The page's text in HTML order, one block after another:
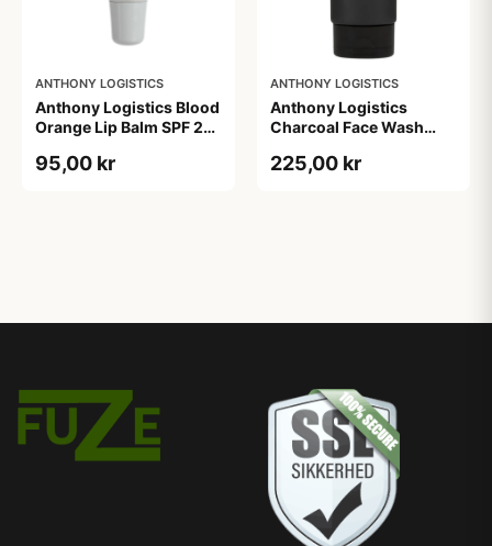
ANTHONY LOGISTICS
Anthony Logistics Blood
Orange Lip Balm SPF 25
95,00 kr
ANTHONY LOGISTICS
Anthony Logistics
Charcoal Face Wash
225,00 kr